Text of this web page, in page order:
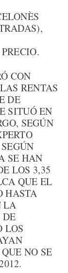
CON
RENTAS
DE
SITUÓ EN
SEGÚN
SE HAN
LOS 3,35
QUE EL
HASTA
LA
DE
LOS
NO SE